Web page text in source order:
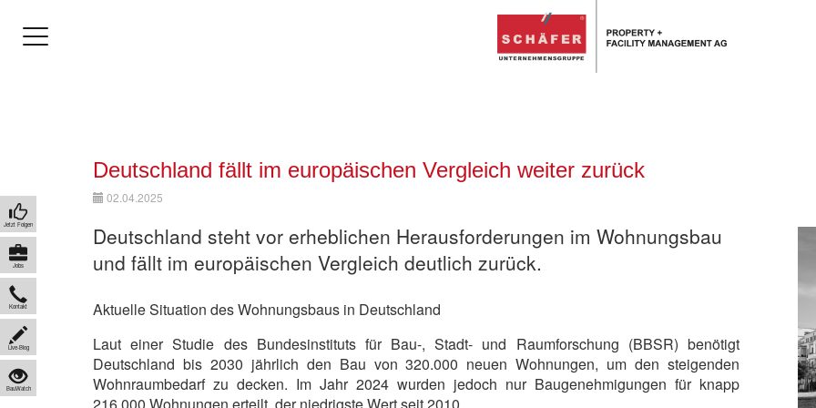
Deutschland fällt im europäischen Vergleich weiter zurück
02.04.2025
Deutschland steht vor erheblichen Herausforderungen im Wohnungsbau
und fällt im europäischen Vergleich deutlich zurück.
Aktuelle Situation des Wohnungsbaus in Deutschland
Laut einer Studie des Bundesinstituts für Bau-, Stadt- und Raumforschung (BBSR) benötigt
Deutschland bis 2030 jährlich den Bau von 320.000 neuen Wohnungen, um den steigenden
Wohnraumbedarf zu decken. Im Jahr 2024 wurden jedoch nur Baugenehmigungen für knapp
Jetzt Folgen
Jobs
Kontakt
Live-Blog
BauWatch